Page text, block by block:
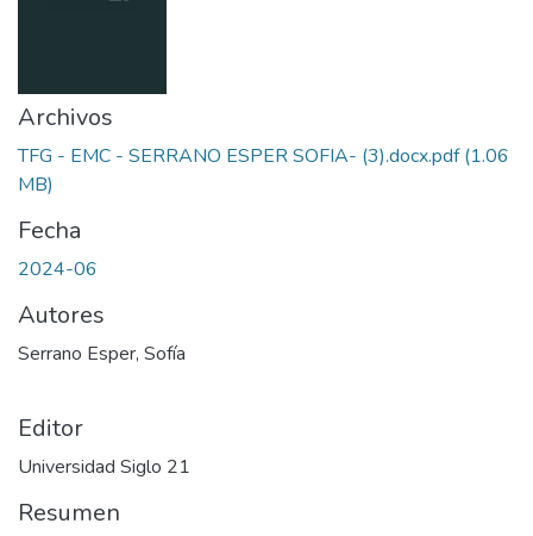
Archivos
TFG - EMC - SERRANO ESPER SOFIA- (3).docx.pdf(1.06
MB)
Fecha
2024-06
Autores
Serrano Esper, Sofía
Editor
Universidad Siglo 21
Resumen